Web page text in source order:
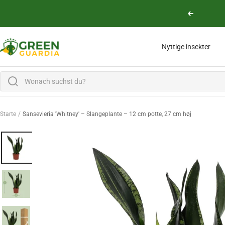
Vend tilbage
Nyttige insekter
Green Guardia - Ihr Experte für Schädlinge und Pflanzen
Starte Sansevieria 'Whitney' – Slangeplante – 12 cm potte, 27 cm høj